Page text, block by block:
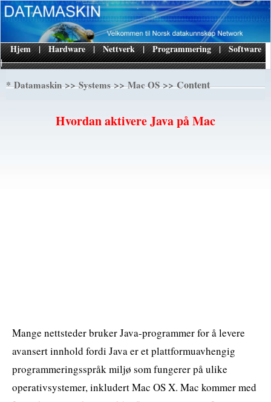
|
Hjem | Hardware | Nettverk | Programmering | Software
*Datamaskin>>Systems>>Mac OS>> Content
Hvordan aktivere Java på Mac
Mange nettsteder bruker Java-programmer for å levere
avansert innhold fordi Java er et plattformuavhengig
programmeringsspråk miljø som fungerer på ulike
operativsystemer, inkludert Mac OS X. Mac kommer med